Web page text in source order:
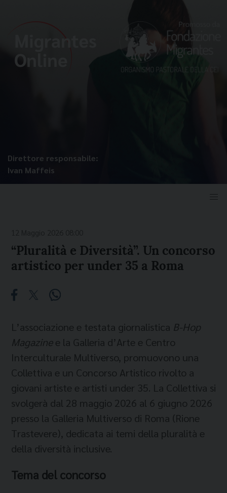
Direttore responsabile:
Ivan Maffeis
“Pluralità e Diversità”. Un concorso
artistico per under 35 a Roma
L’associazione e testata giornalistica B-Hop
Magazinee la Galleria d’Arte e Centro
Interculturale Multiverso, promuovono una
Collettiva e un Concorso Artistico rivolto a
giovani artiste e artisti under 35. La Collettiva si
svolgerà dal 28 maggio 2026 al 6 giugno 2026
presso la Galleria Multiverso di Roma (Rione
Trastevere), dedicata ai temi della pluralità e
della diversità inclusive.
Tema del concorso